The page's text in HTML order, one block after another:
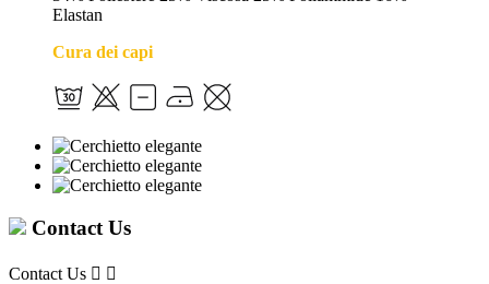
Elastan
Cura dei capi
Contact Us
Contact Us  